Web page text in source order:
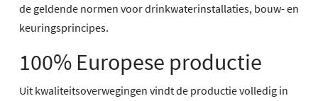
de geldende normen voor drinkwaterinstallaties, bouw- en
keuringsprincipes.
100% Europese productie
Uit kwaliteitsoverwegingen vindt de productie volledig in